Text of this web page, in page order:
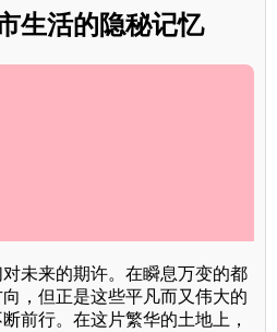
生活的隐秘记忆
未来的期许。在瞬息万变的都
，但正是这些平凡而又伟大的
前行。在这片繁华的土地上，